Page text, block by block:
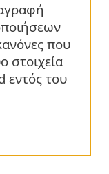
που
στοιχεία
εντός του